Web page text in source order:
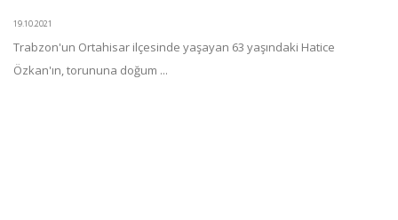
19.10.2021
Trabzon'un Ortahisar ilçesinde yaşayan 63 yaşındaki Hatice
Özkan'ın, torununa doğum ...